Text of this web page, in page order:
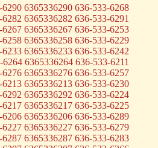
6365336290 636-533-6268
6365336282 636-533-6291
6365336267 636-533-6253
6365336258 636-533-6229
6365336233 636-533-6242
6365336264 636-533-6211
6365336276 636-533-6257
6365336213 636-533-6230
6365336292 636-533-6224
6365336217 636-533-6225
6365336206 636-533-6289
6365336227 636-533-6279
6365336287 636-533-6283